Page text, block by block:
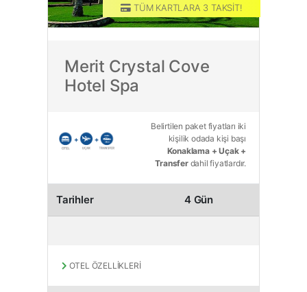
TÜM KARTLARA 3 TAKSİT!
Merit Crystal Cove
Hotel Spa
Belirtilen paket fiyatları iki
kişilik odada kişi başı
Konaklama + Uçak +
Transferdahil fiyatlardır.
Tarihler 4 Gün
OTEL ÖZELLİKLERİ